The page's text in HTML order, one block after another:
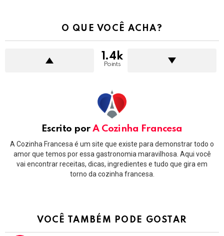
O QUE VOCÊ ACHA?
1.4k
Points
Escrito porA Cozinha Francesa
A Cozinha Francesa é um site que existe para demonstrar todo o
amor que temos por essa gastronomia maravilhosa. Aqui você
vai encontrar receitas, dicas, ingredientes e tudo que gira em
torno da cozinha francesa.
VOCÊ TAMBÉM PODE GOSTAR